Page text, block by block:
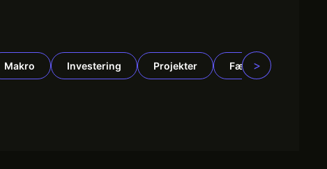
Makro Investering Projekter Fællesskab
>